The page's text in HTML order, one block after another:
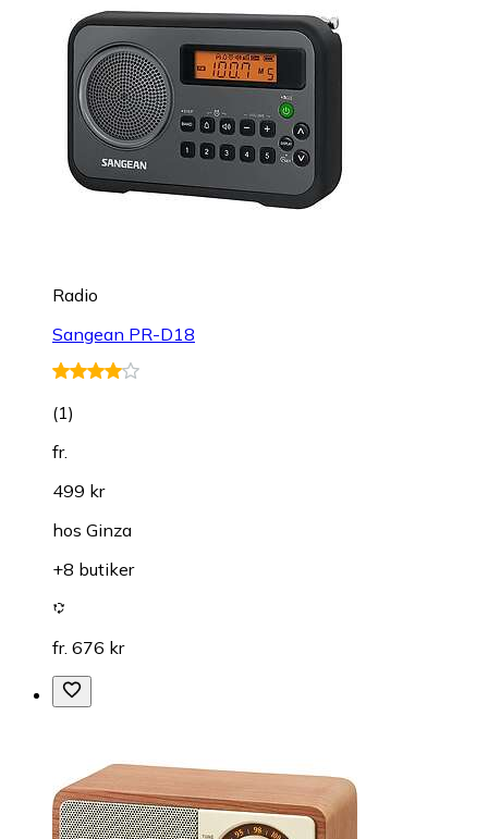
Radio
Sangean PR-D18
(1)
fr.
499 kr
hos Ginza
+8 butiker
fr. 676 kr